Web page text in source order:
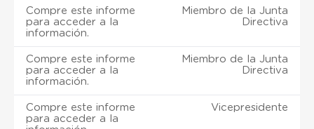
Compre este informe
para acceder a la
información.
Miembro de la Junta
Directiva
Compre este informe
para acceder a la
información.
Miembro de la Junta
Directiva
Compre este informe
para acceder a la
Vicepresidente